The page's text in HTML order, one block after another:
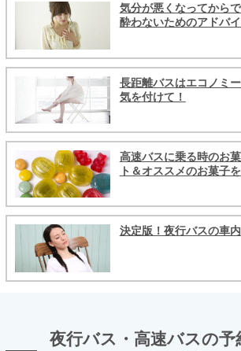
気分が悪くなってから
酔わないためのアドバ
長距離バスはエコノミ
気を付けて！
高速バスに乗る時のお
ト＆オススメのお菓子
決定版！夜行バスの車
夜行バス・高速バスの予